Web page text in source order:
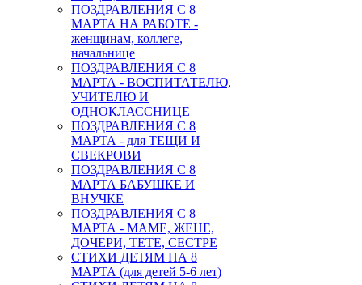
ПОЗДРАВЛЕНИЯ С 8
МАРТА НА РАБОТЕ -
женщинам, коллеге,
начальнице
ПОЗДРАВЛЕНИЯ С 8
МАРТА - ВОСПИТАТЕЛЮ,
УЧИТЕЛЮ И
ОДНОКЛАССНИЦЕ
ПОЗДРАВЛЕНИЯ С 8
МАРТА - для ТЕЩИ И
СВЕКРОВИ
ПОЗДРАВЛЕНИЯ С 8
МАРТА БАБУШКЕ И
ВНУЧКЕ
ПОЗДРАВЛЕНИЯ С 8
МАРТА - МАМЕ, ЖЕНЕ,
ДОЧЕРИ, ТЕТЕ, СЕСТРЕ
СТИХИ ДЕТЯМ НА 8
МАРТА (для детей 5-6 лет)